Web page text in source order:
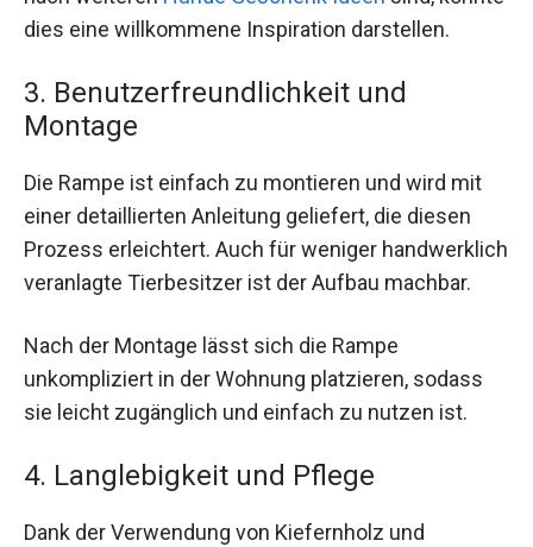
dies eine willkommene Inspiration darstellen.
3. Benutzerfreundlichkeit und
Montage
Die Rampe ist einfach zu montieren und wird mit
einer detaillierten Anleitung geliefert, die diesen
Prozess erleichtert. Auch für weniger handwerklich
veranlagte Tierbesitzer ist der Aufbau machbar.
Nach der Montage lässt sich die Rampe
unkompliziert in der Wohnung platzieren, sodass
sie leicht zugänglich und einfach zu nutzen ist.
4. Langlebigkeit und Pflege
Dank der Verwendung von Kiefernholz und